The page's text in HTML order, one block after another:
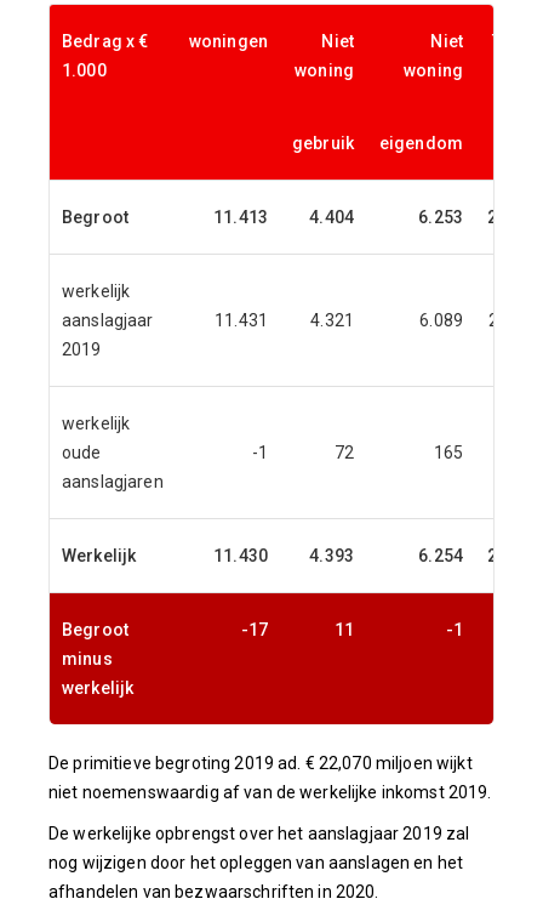
Bedrag x €
1.000
woningen
Niet
woning
Niet
woning
Totaal
gebruik eigendom
Begroot 11.413 4.404 6.253 22.070
werkelijk
aanslagjaar
2019
11.431 4.321 6.089 21.841
werkelijk
oude
aanslagjaren
-1 72 165
Werkelijk 11.430 4.393 6.254 22.077
Begroot
minus
werkelijk
-17 11 -1
De primitieve begroting 2019 ad. € 22,070 miljoen wijkt
niet noemenswaardig af van de werkelijke inkomst 2019.
De werkelijke opbrengst over het aanslagjaar 2019 zal
nog wijzigen door het opleggen van aanslagen en het
afhandelen van bezwaarschriften in 2020.